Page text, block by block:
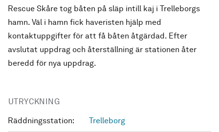
Rescue Skåre tog båten på släp intill kaj i Trelleborgs
hamn. Väl i hamn fick haveristen hjälp med
kontaktuppgifter för att få båten åtgärdad. Efter
avslutat uppdrag och återställning är stationen åter
beredd för nya uppdrag.
UTRYCKNING
Räddningsstation: Trelleborg